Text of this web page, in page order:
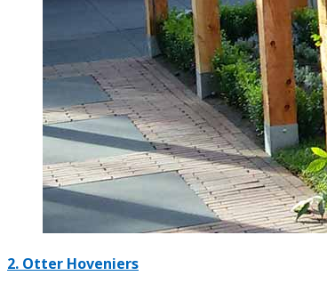
2. Otter Hoveniers